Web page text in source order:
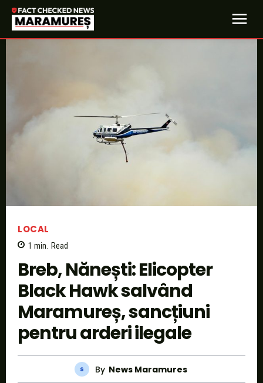
LOCAL
1 min. Read
Breb, Nănești: Elicopter
Black Hawk salvând
Maramureș, sancțiuni
pentru arderi ilegale
By News Maramures